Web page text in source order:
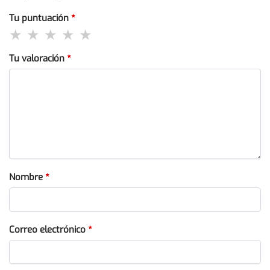
Tu puntuación *
Tu valoración *
Nombre *
Correo electrónico *